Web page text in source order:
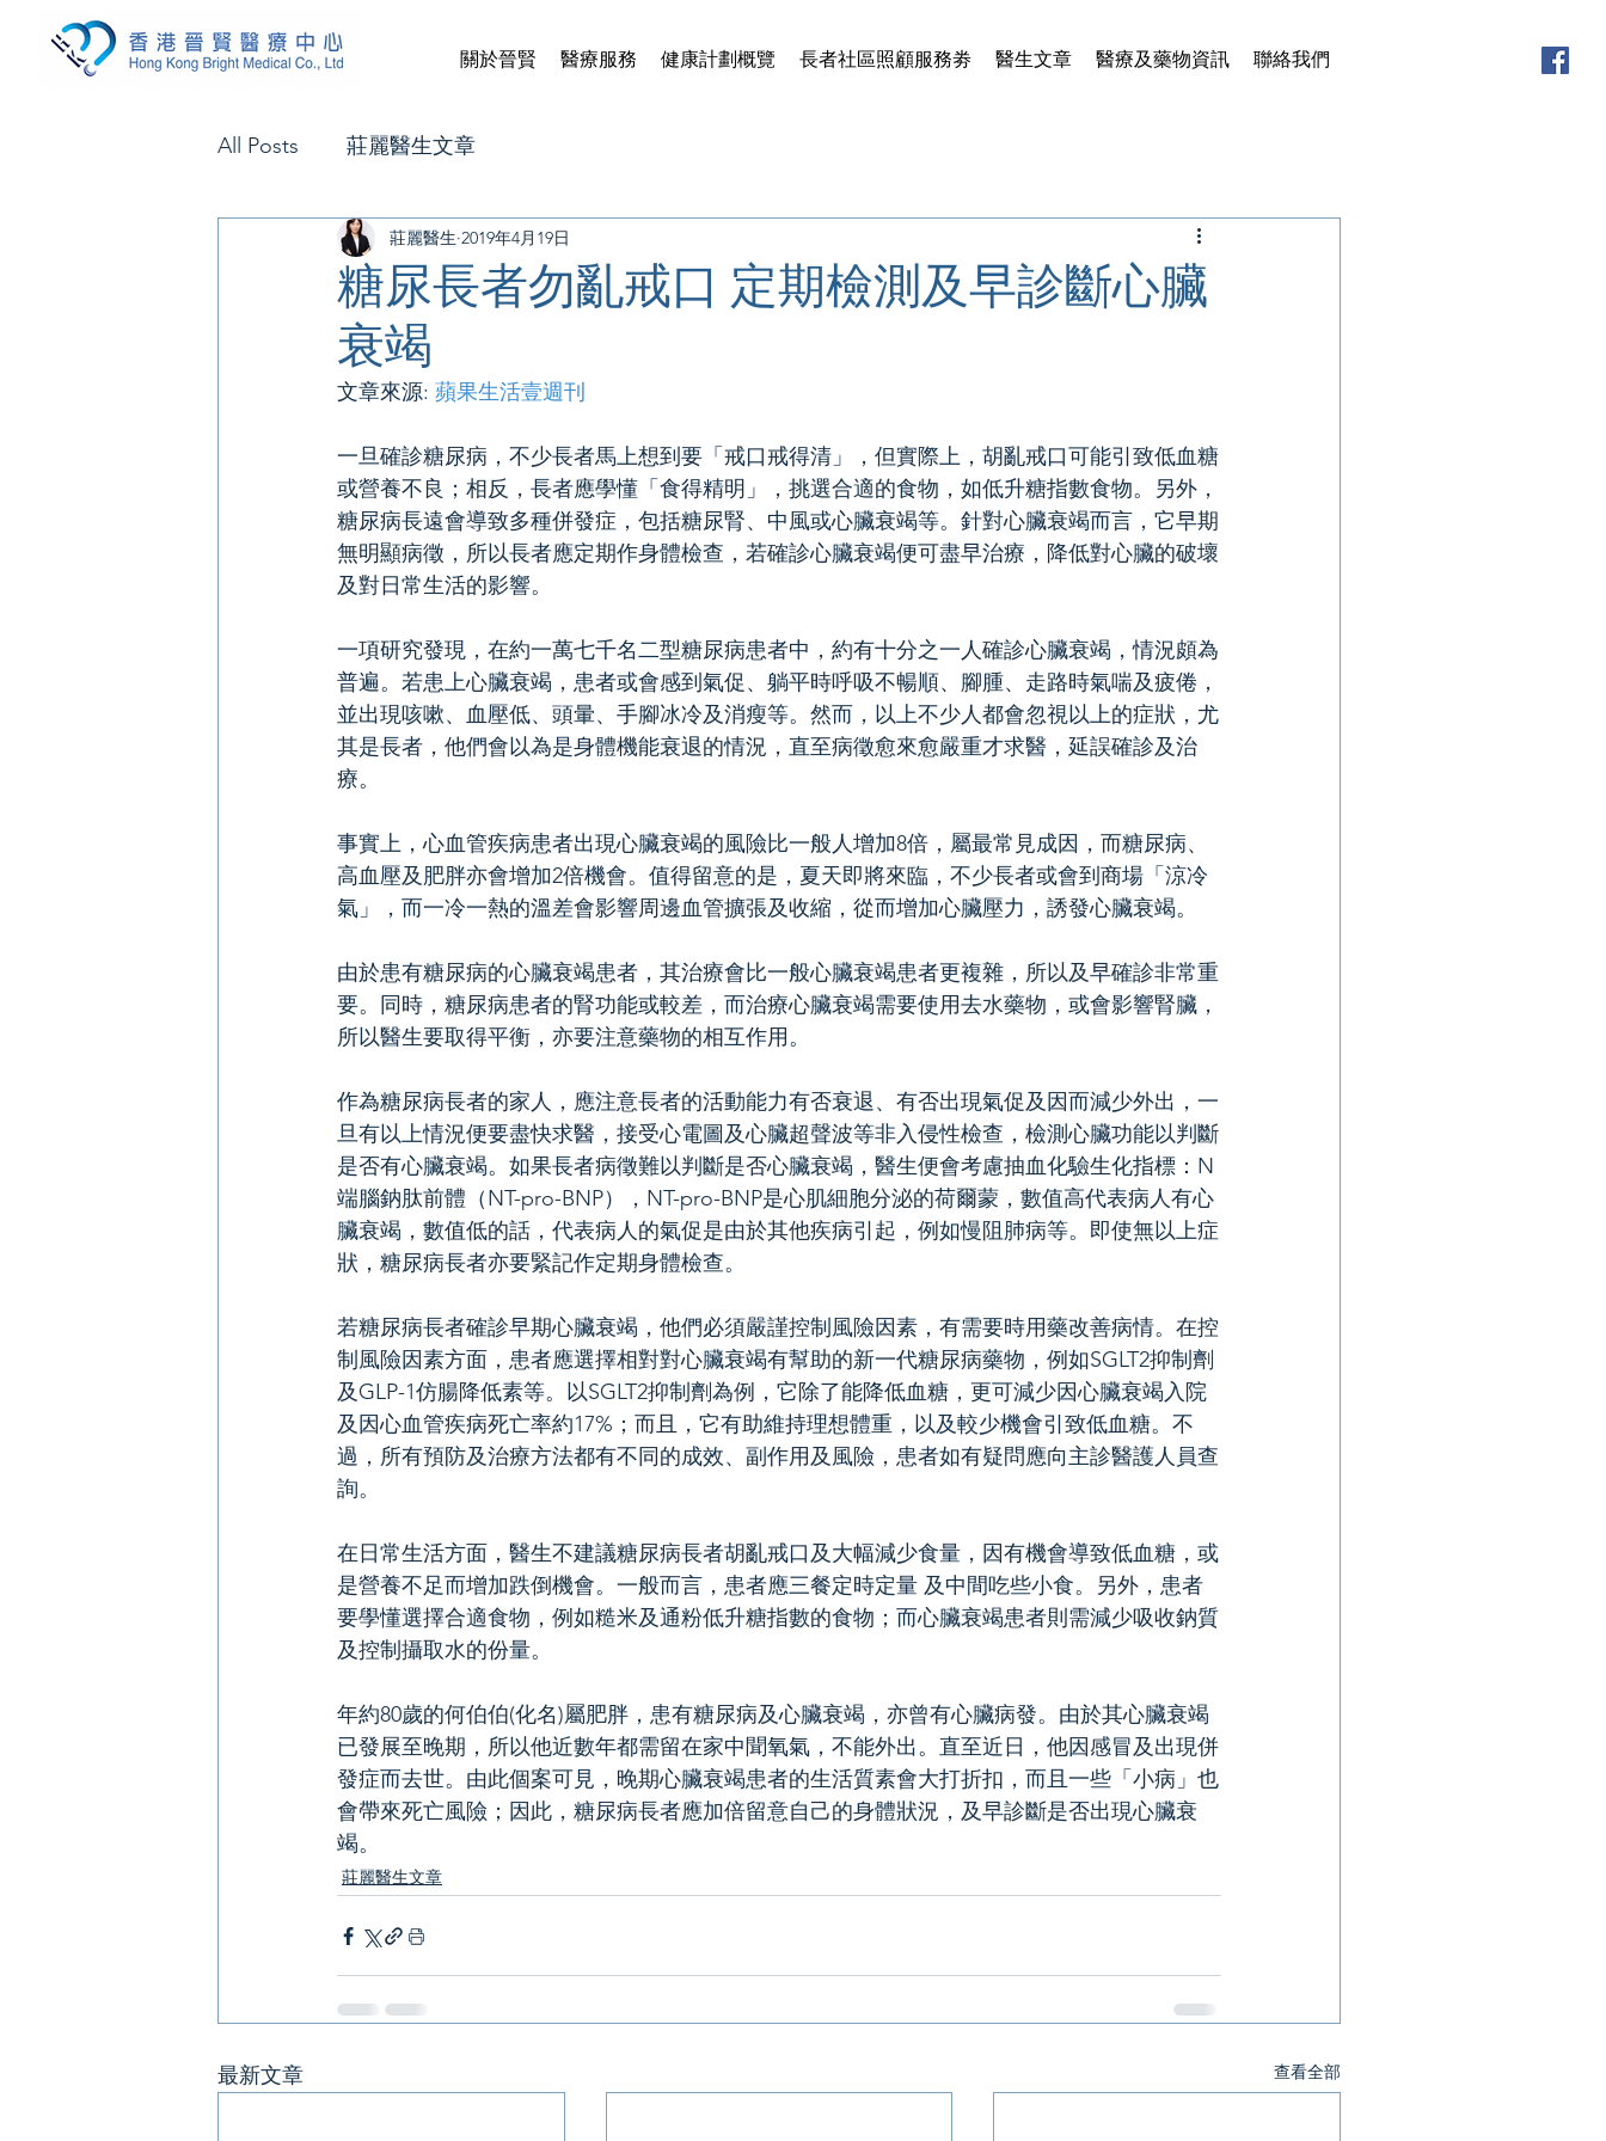
關於晉賢 醫療服務 健康計劃概覽 長者社區照顧服務劵 醫生文章 醫療及藥物資訊 聯絡我們
All Posts 莊麗醫生文章
糖尿長者勿亂戒口 定期檢測及早診斷心臟
衰竭
莊麗醫生 2019年4月19日
文章來源: 蘋果生活壹週刊
一旦確診糖尿病，不少長者馬上想到要「戒口戒得清」，但實際上，胡亂戒口可能引致低血糖
或營養不良；相反，長者應學懂「食得精明」，挑選合適的食物，如低升糖指數食物。另外，
糖尿病長遠會導致多種併發症，包括糖尿腎、中風或心臟衰竭等。針對心臟衰竭而言，它早期
無明顯病徵，所以長者應定期作身體檢查，若確診心臟衰竭便可盡早治療，降低對心臟的破壞
及對日常生活的影響。
一項研究發現，在約一萬七千名二型糖尿病患者中，約有十分之一人確診心臟衰竭，情況頗為
普遍。若患上心臟衰竭，患者或會感到氣促、躺平時呼吸不暢順、腳腫、走路時氣喘及疲倦，
並出現咳嗽、血壓低、頭暈、手腳冰冷及消瘦等。然而，以上不少人都會忽視以上的症狀，尤
其是長者，他們會以為是身體機能衰退的情況，直至病徵愈來愈嚴重才求醫，延誤確診及治
療。
事實上，心血管疾病患者出現心臟衰竭的風險比一般人增加8倍，屬最常見成因，而糖尿病、
高血壓及肥胖亦會增加2倍機會。值得留意的是，夏天即將來臨，不少長者或會到商場「涼冷
氣」，而一冷一熱的溫差會影響周邊血管擴張及收縮，從而增加心臟壓力，誘發心臟衰竭。
由於患有糖尿病的心臟衰竭患者，其治療會比一般心臟衰竭患者更複雜，所以及早確診非常重
要。同時，糖尿病患者的腎功能或較差，而治療心臟衰竭需要使用去水藥物，或會影響腎臟，
所以醫生要取得平衡，亦要注意藥物的相互作用。
作為糖尿病長者的家人，應注意長者的活動能力有否衰退、有否出現氣促及因而減少外出，一
旦有以上情況便要盡快求醫，接受心電圖及心臟超聲波等非入侵性檢查，檢測心臟功能以判斷
是否有心臟衰竭。如果長者病徵難以判斷是否心臟衰竭，醫生便會考慮抽血化驗生化指標：N
端腦鈉肽前體（NT-pro-BNP），NT-pro-BNP是心肌細胞分泌的荷爾蒙，數值高代表病人有心
臟衰竭，數值低的話，代表病人的氣促是由於其他疾病引起，例如慢阻肺病等。即使無以上症
狀，糖尿病長者亦要緊記作定期身體檢查。
若糖尿病長者確診早期心臟衰竭，他們必須嚴謹控制風險因素，有需要時用藥改善病情。在控
制風險因素方面，患者應選擇相對對心臟衰竭有幫助的新一代糖尿病藥物，例如SGLT2抑制劑
及GLP-1仿腸降低素等。以SGLT2抑制劑為例，它除了能降低血糖，更可減少因心臟衰竭入院
及因心血管疾病死亡率約17%；而且，它有助維持理想體重，以及較少機會引致低血糖。不
過，所有預防及治療方法都有不同的成效、副作用及風險，患者如有疑問應向主診醫護人員查
詢。
在日常生活方面，醫生不建議糖尿病長者胡亂戒口及大幅減少食量，因有機會導致低血糖，或
是營養不足而增加跌倒機會。一般而言，患者應三餐定時定量 及中間吃些小食。另外，患者
要學懂選擇合適食物，例如糙米及通粉低升糖指數的食物；而心臟衰竭患者則需減少吸收鈉質
及控制攝取水的份量。
年約80歲的何伯伯(化名)屬肥胖，患有糖尿病及心臟衰竭，亦曾有心臟病發。由於其心臟衰竭
已發展至晚期，所以他近數年都需留在家中聞氧氣，不能外出。直至近日，他因感冒及出現併
發症而去世。由此個案可見，晚期心臟衰竭患者的生活質素會大打折扣，而且一些「小病」也
會帶來死亡風險；因此，糖尿病長者應加倍留意自己的身體狀況，及早診斷是否出現心臟衰
竭。
莊麗醫生文章
最新文章 查看全部